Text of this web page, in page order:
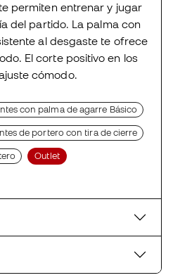
permiten entrenar y jugar
del partido. La palma con
al desgaste te ofrece
El corte positivo en los
cómodo.
con palma de agarre Básico
de portero con tira de cierre
Outlet